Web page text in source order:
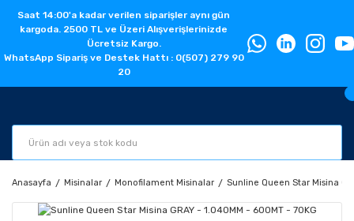
Saat 14:00'a kadar verilen siparişler aynı gün
kargoda. 2500 TL ve Üzeri Alışverişlerinizde
Ücretsiz Kargo.
WhatsApp Sipariş ve Destek Hattı : 0(507) 279 90
20
Anasayfa Misinalar Monofilament Misinalar Sunline Queen Star Misina